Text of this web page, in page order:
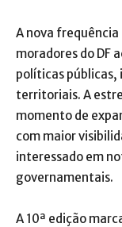
A nova
moradores do DF
políticas públicas,
territoriais. A
momento de
com maior
interessado em
governamentais.
A 10ª edição